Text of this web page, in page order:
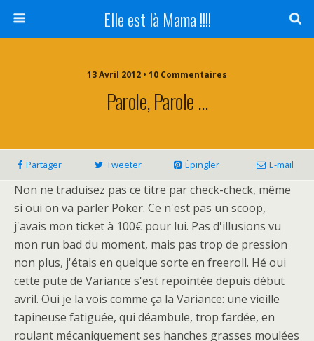
Elle est là Mama !!!!
13 Avril 2012 • 10 Commentaires
Parole, Parole …
Partager Tweeter Épingler E-mail
Non ne traduisez pas ce titre par check-check, même
si oui on va parler Poker. Ce n'est pas un scoop,
j'avais mon ticket à 100€ pour lui. Pas d'illusions vu
mon run bad du moment, mais pas trop de pression
non plus, j'étais en quelque sorte en freeroll. Hé oui
cette pute de Variance s'est repointée depuis début
avril. Oui je la vois comme ça la Variance: une vieille
tapineuse fatiguée, qui déambule, trop fardée, en
roulant mécaniquement ses hanches grasses moulées